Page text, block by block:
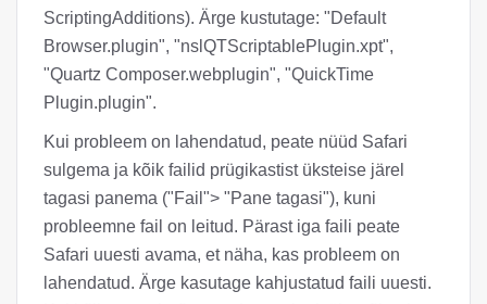
ScriptingAdditions). Ärge kustutage: "Default
Browser.plugin", "nslQTScriptablePlugin.xpt",
"Quartz Composer.webplugin", "QuickTime
Plugin.plugin".
Kui probleem on lahendatud, peate nüüd Safari
sulgema ja kõik failid prügikastist üksteise järel
tagasi panema ("Fail"> "Pane tagasi"), kuni
probleemne fail on leitud. Pärast iga faili peate
Safari uuesti avama, et näha, kas probleem on
lahendatud. Ärge kasutage kahjustatud faili uuesti.